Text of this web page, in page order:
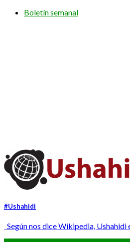
Boletín semanal
#Ushahidi
Según nos dice Wikipedia,